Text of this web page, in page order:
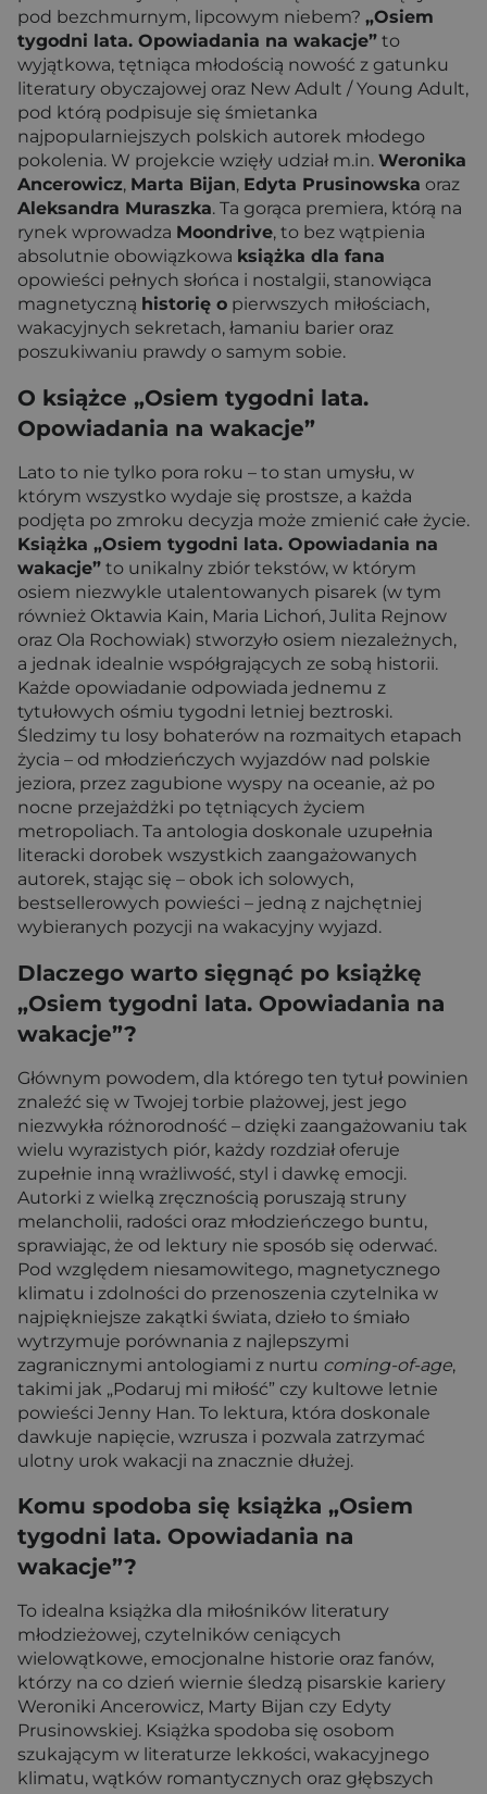
pod bezchmurnym, lipcowym niebem? „Osiem
tygodni lata. Opowiadania na wakacje” to
wyjątkowa, tętniąca młodością nowość z gatunku
literatury obyczajowej oraz New Adult / Young Adult,
pod którą podpisuje się śmietanka
najpopularniejszych polskich autorek młodego
pokolenia. W projekcie wzięły udział m.in. Weronika
Ancerowicz, Marta Bijan, Edyta Prusinowska oraz
Aleksandra Muraszka. Ta gorąca premiera, którą na
rynek wprowadza Moondrive, to bez wątpienia
absolutnie obowiązkowa książka dla fana
opowieści pełnych słońca i nostalgii, stanowiąca
magnetyczną historię o pierwszych miłościach,
wakacyjnych sekretach, łamaniu barier oraz
poszukiwaniu prawdy o samym sobie.
O książce „Osiem tygodni lata.
Opowiadania na wakacje”
Lato to nie tylko pora roku – to stan umysłu, w
którym wszystko wydaje się prostsze, a każda
podjęta po zmroku decyzja może zmienić całe życie.
Książka „Osiem tygodni lata. Opowiadania na
wakacje” to unikalny zbiór tekstów, w którym
osiem niezwykle utalentowanych pisarek (w tym
również Oktawia Kain, Maria Lichoń, Julita Rejnow
oraz Ola Rochowiak) stworzyło osiem niezależnych,
a jednak idealnie współgrających ze sobą historii.
Każde opowiadanie odpowiada jednemu z
tytułowych ośmiu tygodni letniej beztroski.
Śledzimy tu losy bohaterów na rozmaitych etapach
życia – od młodzieńczych wyjazdów nad polskie
jeziora, przez zagubione wyspy na oceanie, aż po
nocne przejażdżki po tętniących życiem
metropoliach. Ta antologia doskonale uzupełnia
literacki dorobek wszystkich zaangażowanych
autorek, stając się – obok ich solowych,
bestsellerowych powieści – jedną z najchętniej
wybieranych pozycji na wakacyjny wyjazd.
Dlaczego warto sięgnąć po książkę
„Osiem tygodni lata. Opowiadania na
wakacje”?
Głównym powodem, dla którego ten tytuł powinien
znaleźć się w Twojej torbie plażowej, jest jego
niezwykła różnorodność – dzięki zaangażowaniu tak
wielu wyrazistych piór, każdy rozdział oferuje
zupełnie inną wrażliwość, styl i dawkę emocji.
Autorki z wielką zręcznością poruszają struny
melancholii, radości oraz młodzieńczego buntu,
sprawiając, że od lektury nie sposób się oderwać.
Pod względem niesamowitego, magnetycznego
klimatu i zdolności do przenoszenia czytelnika w
najpiękniejsze zakątki świata, dzieło to śmiało
wytrzymuje porównania z najlepszymi
zagranicznymi antologiami z nurtu coming-of-age,
takimi jak „Podaruj mi miłość” czy kultowe letnie
powieści Jenny Han. To lektura, która doskonale
dawkuje napięcie, wzrusza i pozwala zatrzymać
ulotny urok wakacji na znacznie dłużej.
Komu spodoba się książka „Osiem
tygodni lata. Opowiadania na
wakacje”?
To idealna książka dla miłośników literatury
młodzieżowej, czytelników ceniących
wielowątkowe, emocjonalne historie oraz fanów,
którzy na co dzień wiernie śledzą pisarskie kariery
Weroniki Ancerowicz, Marty Bijan czy Edyty
Prusinowskiej. Książka spodoba się osobom
szukającym w literaturze lekkości, wakacyjnego
klimatu, wątków romantycznych oraz głębszych